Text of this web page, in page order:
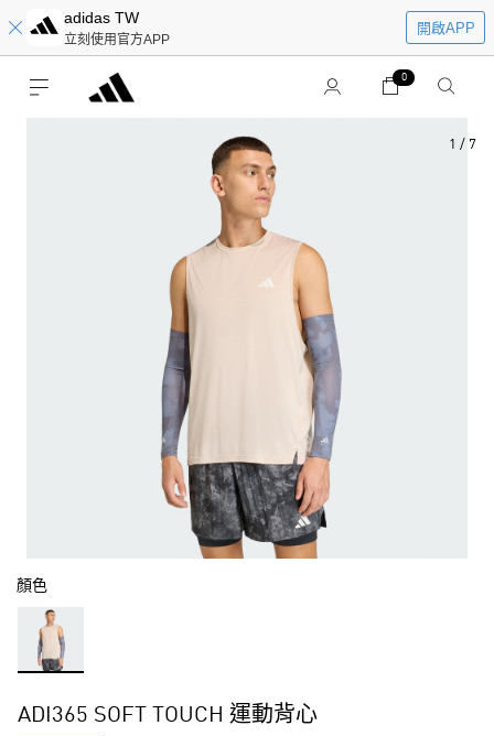
adidas TW
立刻使用官方APP
開啟APP
0
1 / 7
顏色
ADI365 SOFT TOUCH 運動背心